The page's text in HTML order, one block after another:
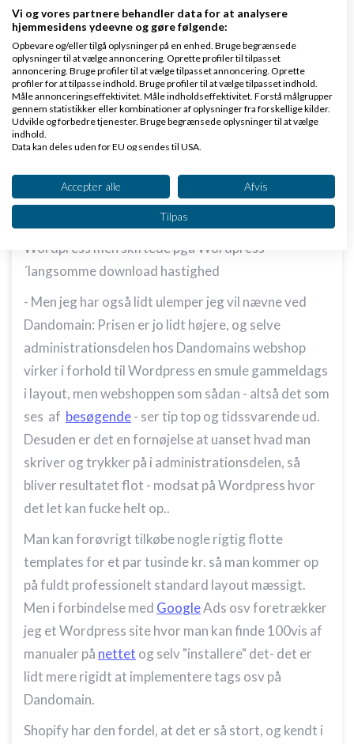
Jeg har haft Dandomains webshop i halvandet år og
er godt tilfreds: det er nok det mest sikre system i
Danmark - så ingen søvnløse nætter her - desuden
er supporten utrolig god -det er virkelig nogle gode
mennesker de har til at sidde både i kontor og
support og vidt forskelligt fra de supports vi kender
fra udenlandske platforme, hvor man taler med en
robot. Hos Dandomain får man ikke bare tilsendt et
linkmed instrukser, - mange gange gør
medarbejderne det for en. Jeg kom oprindelig fra
Wordpress men skiftede pga Wordpress
´langsomme download hastighed
- Men jeg har også lidt ulemper jeg vil nævne ved
Dandomain: Prisen er jo lidt højere, og selve
administrationsdelen hos Dandomains webshop
virker i forhold til Wordpress en smule gammeldags
i layout, men webshoppen som sådan - altså det som
ses af besøgende- ser tip top og tidssvarende ud.
Desuden er det en fornøjelse at uanset hvad man
skriver og trykker på i administrationsdelen, så
bliver resultatet flot - modsat på Wordpress hvor
det let kan fucke helt op..
Man kan forøvrigt tilkøbe nogle rigtig flotte
templates for et par tusinde kr. så man kommer op
på fuldt professionelt standard layout mæssigt.
Men i forbindelse med GoogleAds osv foretrækker
jeg et Wordpress site hvor man kan finde 100vis af
manualer på nettet og selv "installere" det- det er
lidt mere rigidt at implementere tags osv på
Dandomain.
Shopify har den fordel, at det er så stort, og kendt i
Vi og vores partnere behandler data for at analysere
hjemmesidens ydeevne og gøre følgende:
Opbevare og/eller tilgå oplysninger på en enhed. Bruge begrænsede
oplysninger til at vælge annoncering. Oprette profiler til tilpasset
annoncering. Bruge profiler til at vælge tilpasset annoncering. Oprette
profiler for at tilpasse indhold. Bruge profiler til at vælge tilpasset indhold.
Måle annonceringseffektivitet. Måle indholdseffektivitet. Forstå målgrupper
gennem statistikker eller kombinationer af oplysninger fra forskellige kilder.
Udvikle og forbedre tjenester. Bruge begrænsede oplysninger til at vælge
indhold.
Data kan deles uden for EU og sendes til USA.
Se partnerliste (2 IAB-leverandører)
Vi bruger dine data til følgende formål:
IAB's behandlingsformål:
Opbevare og/eller tilgå oplysninger på en
enhed
Bruge begrænsede oplysninger til at vælge
annoncering
Oprette profiler til tilpasset annoncering
Bruge profiler til at vælge tilpasset
annoncering
Oprette profiler for at tilpasse indhold
Måle annonceringseffektivitet
Måle indholdseffektivitet
Forstå målgrupper gennem statistikker eller
kombinationer af oplysninger fra forskellige
kilder
Udvikle og forbedre tjenester
Bruge begrænsede oplysninger til at vælge
indhold
IAB Special Features:
Bruge præcise geografiske
Accepter alle Afvis
Tilpas